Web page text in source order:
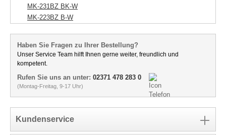
MK-231BZ BK-W
MK-223BZ B-W
Haben Sie Fragen zu Ihrer Bestellung?
Unser Service Team hilft Ihnen gerne weiter, freundlich und
kompetent.
Rufen Sie uns an unter: 02371 478 283 0
(Montag-Freitag, 9-17 Uhr)
Kundenservice